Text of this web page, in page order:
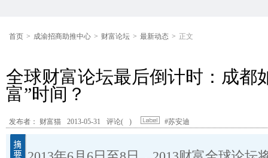
首页 > 成渝招商助推中心 > 财富论坛 > 最新动态 > 正文
全球财富论坛最后倒计时：成都
富”时间？
发布者： 财富猫 2013-05-31 评论( ) #苏安迪